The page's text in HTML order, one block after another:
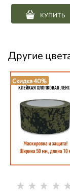
КУПИТЬ
Другие
Скидка 40%